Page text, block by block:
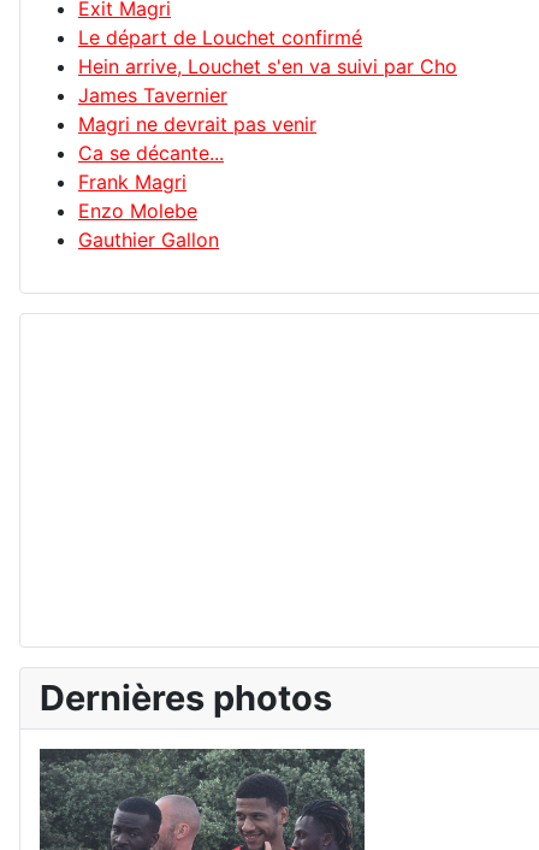
Exit Magri
Le départ de Louchet confirmé
Hein arrive, Louchet s'en va suivi par Cho
James Tavernier
Magri ne devrait pas venir
Ca se décante...
Frank Magri
Enzo Molebe
Gauthier Gallon
Dernières photos